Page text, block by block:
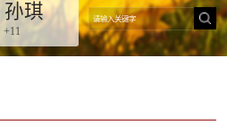
孙琪
+11